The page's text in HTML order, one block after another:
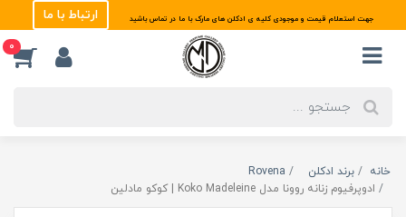
جهت استعلام قیمت و موجودی کلیه ی ادکلن های مارک با ما در تماس باشید ارتباط با ما
0
خانه برند ادکلن
Rovena
ادوپرفیوم زنانه روونا مدل Koko Madeleine | کوکو مادلین